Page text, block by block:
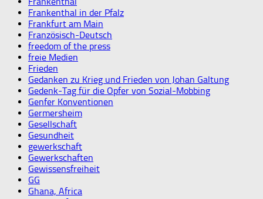
Frankenthal in der Pfalz
Frankfurt am Main
Französisch-Deutsch
freedom of the press
freie Medien
Frieden
Gedanken zu Krieg und Frieden von Johan Galtung
Gedenk-Tag für die Opfer von Sozial-Mobbing
Genfer Konventionen
Germersheim
Gesellschaft
Gesundheit
gewerkschaft
Gewerkschaften
Gewissensfreiheit
GG
Ghana, Africa